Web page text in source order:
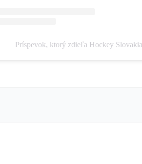
Príspevok, ktorý zdieľa Hockey